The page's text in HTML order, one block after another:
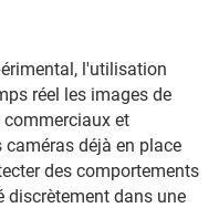
l'utilisation
réel les images de
et
caméras déjà en place
des comportements
discrètement dans une